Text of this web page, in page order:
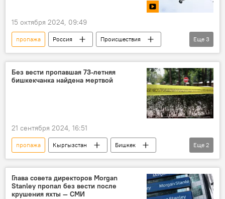
15 октября 2024, 09:49
пропажа Россия
Происшествия
лодка
находка видео
Еще 3
Без вести пропавшая 73-летняя
бишкекчанка найдена мертвой
21 сентября 2024, 16:51
пропажа Кыргызстан
Бишкек
женщина
смерть
Еще 2
Глава совета директоров Morgan
Stanley пропал без вести после
крушения яхты — СМИ